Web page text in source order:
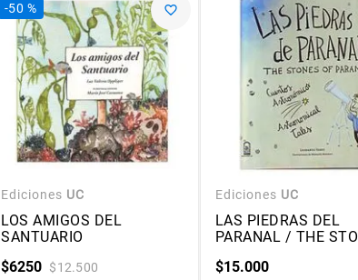
-50 %
Ediciones UC
LOS AMIGOS DEL
SANTUARIO
$6250 $12.500
Ediciones UC
LAS PIEDRAS DEL
PARANAL / THE
$15.000